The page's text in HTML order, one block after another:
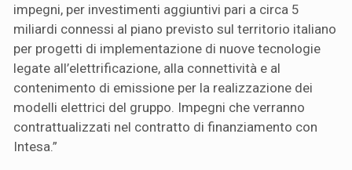
impegni, per investimenti aggiuntivi pari a circa 5
miliardi connessi al piano previsto sul territorio italiano
per progetti di implementazione di nuove tecnologie
legate all’elettrificazione, alla connettività e al
contenimento di emissione per la realizzazione dei
modelli elettrici del gruppo. Impegni che verranno
contrattualizzati nel contratto di finanziamento con
Intesa.”